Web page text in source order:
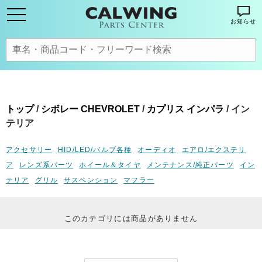
お知らせ
トップ/ シボレー CHEVROLET / カプリス インパラ / イン
テリア
アクセサリー HID/LED/バルブ各種 オーディオ
エアロ/エクステリ
ア
レンズ系パーツ ホイール＆タイヤ メンテナンス/純正パーツ
イン
テリア
グリル サスペンション マフラー
このカテゴリには商品がありません